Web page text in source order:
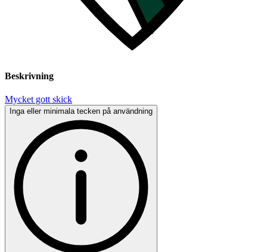
Beskrivning
Mycket gott skick
Inga eller minimala tecken på användning